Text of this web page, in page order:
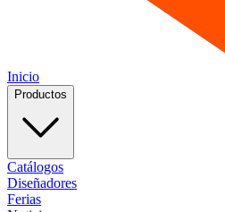
Inicio
Productos
Catálogos
Diseñadores
Ferias